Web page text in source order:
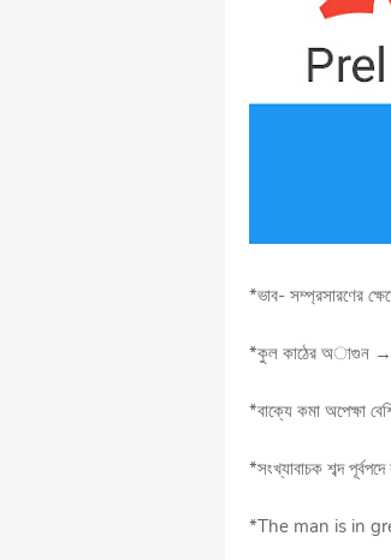
*ভাব- সম্প্রসারণের
*কুল কাঠের অাগুন →
*বাক্যে কমা অপেক্ষা
*সংখ্যাবাচক শব্দ
*The man is in